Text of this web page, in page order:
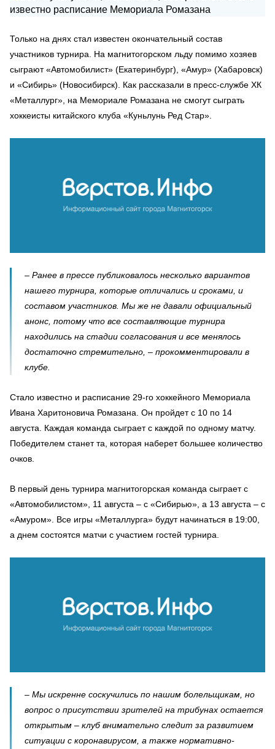
Только на днях стал известен окончательный состав
участников турнира. На магнитогорском льду помимо хозяев
сыграют «Автомобилист» (Екатеринбург), «Амур» (Хабаровск)
и «Сибирь» (Новосибирск). Как рассказали в пресс-службе ХК
«Металлург», на Мемориале Ромазана не смогут сыграть
хоккеисты китайского клуба «Куньлунь Ред Стар».
– Ранее в прессе публиковалось несколько вариантов
нашего турнира, которые отличались и сроками, и
составом участников. Мы же не давали официальный
анонс, потому что все составляющие турнира
находились на стадии согласования и все менялось
достаточно стремительно, – прокомментировали в
клубе.
Стало известно и расписание 29-го хоккейного Мемориала
Ивана Харитоновича Ромазана. Он пройдет с 10 по 14
августа. Каждая команда сыграет с каждой по одному матчу.
Победителем станет та, которая наберет большее количество
очков.
В первый день турнира магнитогорская команда сыграет с
«Автомобилистом», 11 августа – с «Сибирью», а 13 августа – с
«Амуром». Все игры «Металлурга» будут начинаться в 19:00,
а днем состоятся матчи с участием гостей турнира.
– Мы искренне соскучились по нашим болельщикам, но
вопрос о присутствии зрителей на трибунах остается
открытым – клуб внимательно следит за развитием
ситуации с коронавирусом, а также нормативно-